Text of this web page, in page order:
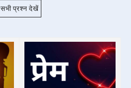
सभी प्रश्न देखें